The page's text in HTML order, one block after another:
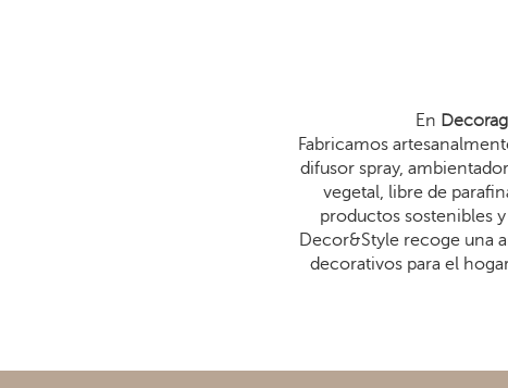
En
Fabricamos
difusor spray,
vegetal, libre de
productos sostenibles
Decor&Style recoge una
decorativos para el